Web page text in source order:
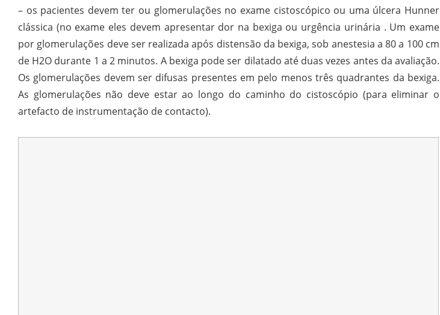
– os pacientes devem ter ou glomerulações no exame cistoscópico ou uma úlcera Hunner
clássica (no exame eles devem apresentar dor na bexiga ou urgência urinária . Um exame
por glomerulações deve ser realizada após distensão da bexiga, sob anestesia a 80 a 100 cm
de H2O durante 1 a 2 minutos. A bexiga pode ser dilatado até duas vezes antes da avaliação.
Os glomerulações devem ser difusas presentes em pelo menos três quadrantes da bexiga.
As glomerulações não deve estar ao longo do caminho do cistoscópio (para eliminar o
artefacto de instrumentação de contacto).